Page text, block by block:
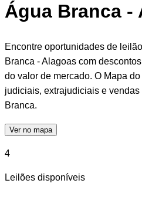
Água Branca -
Encontre oportunidades de
Branca - Alagoas com
do valor de mercado. O Mapa
judiciais, extrajudiciais e
Branca.
Ver no mapa
4
Leilões disponíveis